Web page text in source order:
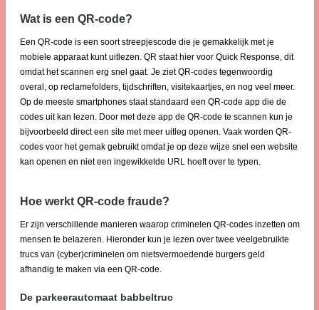
Wat is een QR-code?
Een QR-code is een soort streepjescode die je gemakkelijk met je
mobiele apparaat kunt uitlezen. QR staat hier voor Quick Response, dit
omdat het scannen erg snel gaat. Je ziet QR-codes tegenwoordig
overal, op reclamefolders, tijdschriften, visitekaartjes, en nog veel meer.
Op de meeste smartphones staat standaard een QR-code app die de
codes uit kan lezen. Door met deze app de QR-code te scannen kun je
bijvoorbeeld direct een site met meer uitleg openen. Vaak worden QR-
codes voor het gemak gebruikt omdat je op deze wijze snel een website
kan openen en niet een ingewikkelde URL hoeft over te typen.
Hoe werkt QR-code fraude?
Er zijn verschillende manieren waarop criminelen QR-codes inzetten om
mensen te belazeren. Hieronder kun je lezen over twee veelgebruikte
trucs van (cyber)criminelen om nietsvermoedende burgers geld
afhandig te maken via een QR-code.
De parkeerautomaat babbeltruc